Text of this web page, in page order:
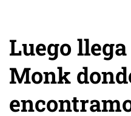
Luego
Monk